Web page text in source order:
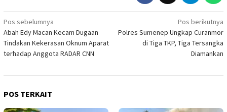
Navigasi
pos
Pos sebelumnya
Abah Edy Macan Kecam Dugaan
Tindakan Kekerasan Oknum Aparat
terhadap Anggota RADAR CNN
Pos berikutnya
Polres Sumenep Ungkap Curanmor
di Tiga TKP, Tiga Tersangka
Diamankan
POS TERKAIT